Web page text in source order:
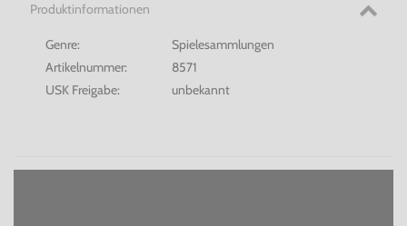
Produktinformationen
Genre:
Spielesammlungen
Artikelnummer:
8571
USK Freigabe:
unbekannt